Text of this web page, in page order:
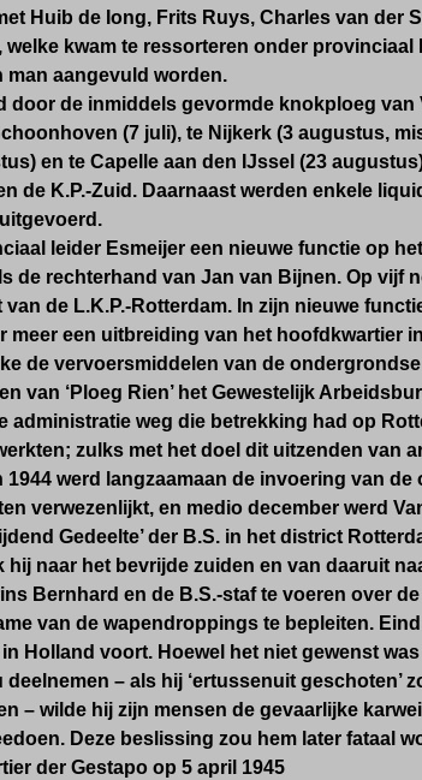
Huib de Iong, Frits Ruys, Charles van der
welke kwam te ressorteren onder provinciaal
man aangevuld worden.
door de inmiddels gevormde knokploeg
(7 juli), te Nijkerk (3 augustus,
en te Capelle aan den IJssel (23
de K.P.-Zuid. Daarnaast werden enkele
leider Esmeijer een nieuwe functie op
de rechterhand van Jan van Bijnen. Op vijf
de L.K.P.-Rotterdam. In zijn nieuwe
meer een uitbreiding van het hoofdkwartier
de vervoersmiddelen van de
van ‘Ploeg Rien’ het Gewestelijk
administratie weg die betrekking had op
zulks met het doel dit uitzenden van
1944 werd langzaamaan de invoering van
verwezenlijkt, en medio december werd
Gedeelte’ der B.S. in het district
hij naar het bevrijde zuiden en van daaruit
Bernhard en de B.S.-staf te voeren over
van de wapendroppings te bepleiten.
Holland voort. Hoewel het niet gewenst
– als hij ‘ertussenuit geschoten’
– wilde hij zijn mensen de gevaarlijke
Deze beslissing zou hem later fataal
der Gestapo op 5 april 1945